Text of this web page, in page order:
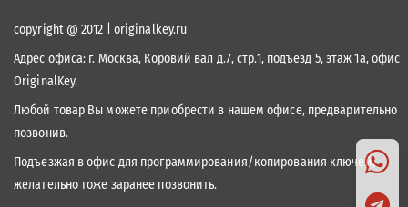
copyright @ 2012 | originalkey.ru
Адрес офиса: г. Москва, Коровий вал д.7, стр.1, подъезд 5, этаж 1а, офис
OriginalKey.
Любой товар Вы можете приобрести в нашем офисе, предварительно
позвонив.
Подъезжая в офис для программирования/копирования ключей,
желательно тоже заранее позвонить.